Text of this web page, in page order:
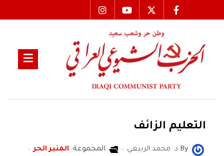
التعليم الزائف
By د. محمد الربيعي المجموعة: المنبر الحر